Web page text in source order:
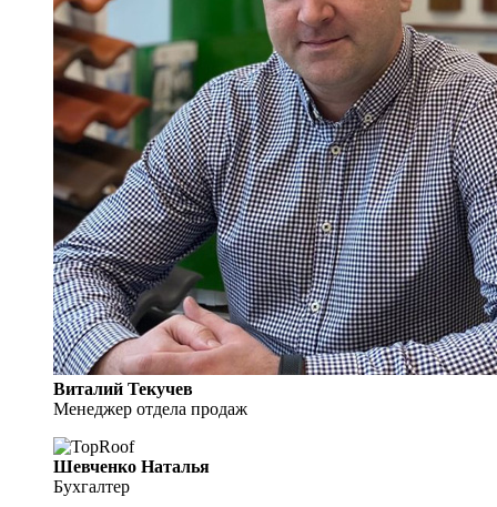
Виталий Текучев
Менеджер отдела продаж
Шевченко Наталья
Бухгалтер